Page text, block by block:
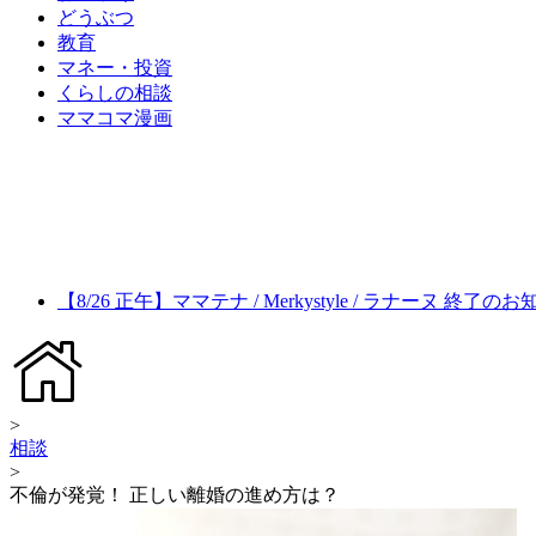
どうぶつ
教育
マネー・投資
くらしの相談
ママコマ漫画
【8/26 正午】ママテナ / Merkystyle / ラナーヌ 終了のお
>
相談
>
不倫が発覚！ 正しい離婚の進め方は？